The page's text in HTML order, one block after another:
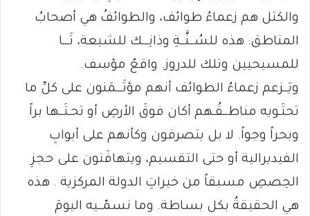
والكتل هم زعماءُ طوائف، والطوائفُ هي أصحابُ
المناطق: هذه للسُــنَّــةِ وذانِـــك للشيعة، تَـــا
للمسيحيين وتلك للدروز. واقعٌ مؤسف.
ويَــزعم زعماءُ الطوائف أنهم مؤتَـــمَنون على كلِّ ما
تحتَـويه مناطــقُـهم أكان فوقَ الأرضِ أو تحـتَــها براً
وبحراً وجواً. لا بل يتصرفون وكأنهم على أبوابِ
الفيديرالية أو حتى التقسيم، ويتهافَتون على حجزِ
الحِصصِ مسبقاً من خيراتِ الدولة المركزية . هذه
هي الحقيقةُ بكل بساطة. وما نسمّــيه اليومَ